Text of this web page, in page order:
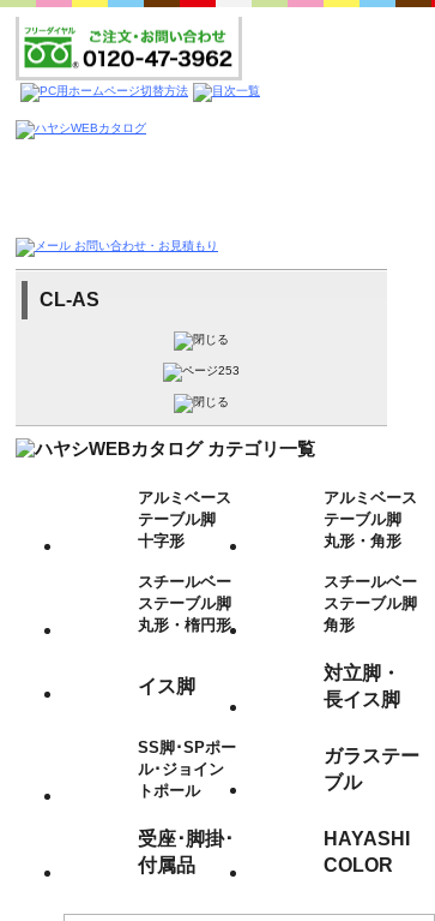
CL-AS
アルミベース
テーブル脚
十字形
アルミベース
テーブル脚
丸形・角形
スチールベー
ステーブル脚
丸形・楕円形
スチールベー
ステーブル脚
角形
イス脚
対立脚・
長イス脚
SS脚･SPポー
ル･ジョイン
トポール
ガラステー
ブル
受座･脚掛･
付属品
HAYASHI
COLOR